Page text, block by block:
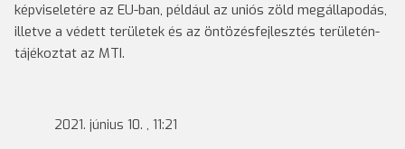
képviseletére az EU-ban, például az uniós zöld megállapodás,
illetve a védett területek és az öntözésfejlesztés területén-
tájékoztat az MTI.
2021. június 10. , 11:21